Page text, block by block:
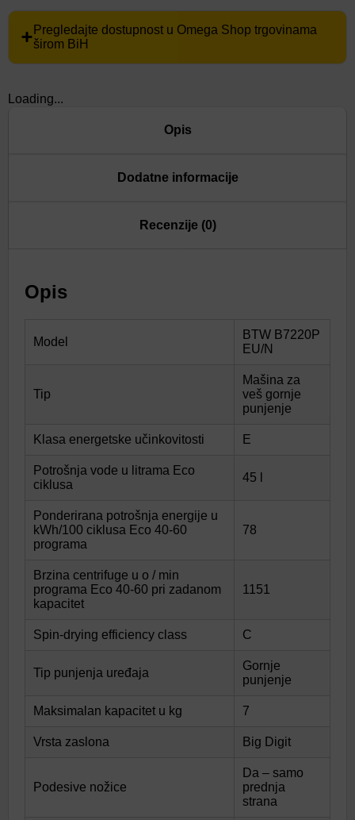
Pregledajte dostupnost u Omega Shop trgovinama
širom BiH
Loading...
Opis
Dodatne informacije
Recenzije (0)
Opis
Model
BTW B7220P
EU/N
Tip
Mašina za
veš gornje
punjenje
Klasa energetske učinkovitosti E
Potrošnja vode u litrama Eco
ciklusa
45 l
Ponderirana potrošnja energije u
kWh/100 ciklusa Eco 40-60
programa
78
Brzina centrifuge u o / min
programa Eco 40-60 pri zadanom
kapacitet
1151
Spin-drying efficiency class C
Tip punjenja uređaja
Gornje
punjenje
Maksimalan kapacitet u kg 7
Vrsta zaslona Big Digit
Podesive nožice
Da – samo
prednja
strana